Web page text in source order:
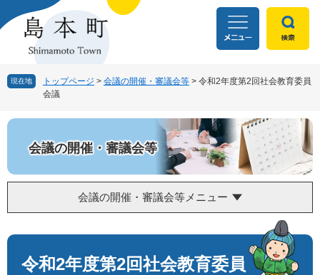
ー
。
ニ
て
へ
現在地 トップページ > 会議の開催・審議会等 > 令和2年度第2回社会教育委員
会議
会議の開催・審議会等
会議の開催・審議会等メニュー
文
令和2年度第2回社会教育委員